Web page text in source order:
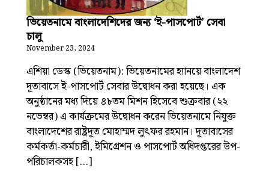
ভিয়েতনামে বাংলাদেশিদের জন্য ‘ই-পাসপোর্ট’ সেবা
চালু
November 23, 2024
এশিয়া ডেস্ক (ভিয়েতনাম): ভিয়েতনামের হ্যানয়ে বাংলাদেশ
দূতাবাসে ই-পাসপোর্ট সেবার উদ্বোধন করা হয়েছে। এক
অনুষ্ঠানের মধ্য দিয়ে ৪৮তম মিশন হিসেবে শুক্রবার (২২
নভেম্বর) এ কার্যক্রমের উদ্বোধন করেন ভিয়েতনামে নিযুক্ত
বাংলাদেশের রাষ্ট্রদূত মোহাম্মদ লুৎফর রহমান। দূতাবাসের
কর্মকর্তা-কর্মচারী, ইমিগ্রেশন ও পাসপোর্ট অধিদপ্তরের উপ-
পরিচালকসহ […]